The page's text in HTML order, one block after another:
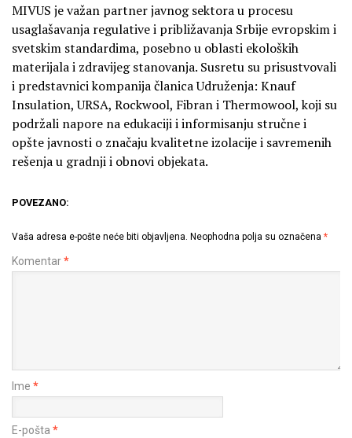
MIVUS je važan partner javnog sektora u procesu
usaglašavanja regulative i približavanja Srbije evropskim i
svetskim standardima, posebno u oblasti ekoloških
materijala i zdravijeg stanovanja. Susretu su prisustvovali
i predstavnici kompanija članica Udruženja: Knauf
Insulation, URSA, Rockwool, Fibran i Thermowool, koji su
podržali napore na edukaciji i informisanju stručne i
opšte javnosti o značaju kvalitetne izolacije i savremenih
rešenja u gradnji i obnovi objekata.
POVEZANO:
Vaša adresa e-pošte neće biti objavljena. Neophodna polja su označena *
Komentar*
Ime *
E-pošta *